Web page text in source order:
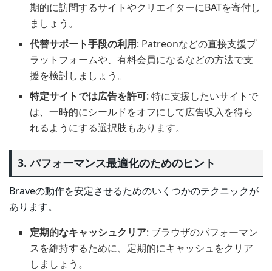
期的に訪問するサイトやクリエイターにBATを寄付し
ましょう。
代替サポート手段の利用: Patreonなどの直接支援プ
ラットフォームや、有料会員になるなどの方法で支
援を検討しましょう。
特定サイトでは広告を許可: 特に支援したいサイトで
は、一時的にシールドをオフにして広告収入を得ら
れるようにする選択肢もあります。
3. パフォーマンス最適化のためのヒント
Braveの動作を安定させるためのいくつかのテクニックが
あります。
定期的なキャッシュクリア: ブラウザのパフォーマン
スを維持するために、定期的にキャッシュをクリア
しましょう。